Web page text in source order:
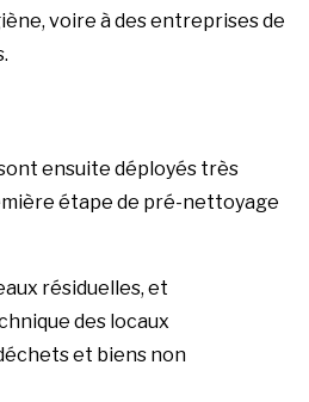
voire à des entreprises de
ensuite déployés très
étape de pré-nettoyage
résiduelles, et
des locaux
et biens non